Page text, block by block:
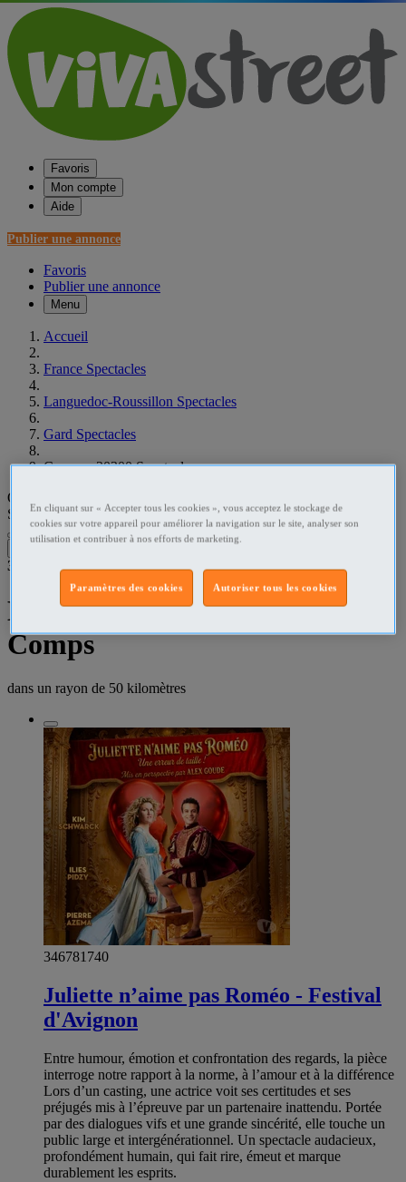
Favoris
Mon compte
Aide
Publier une annonce
Favoris
Publier une annonce
Menu
Accueil
France Spectacles
Languedoc-Roussillon Spectacles
Gard Spectacles
Comps - 30300 Spectacles
Que recherchez-vous ?
Spectacles•Comps - 30300
3 résultats dans
Billets spectacles [(de )] -
Comps
dans un rayon de 50 kilomètres
346781740
Juliette n’aime pas Roméo - Festival
d'Avignon
Entre humour, émotion et confrontation des regards, la pièce
interroge notre rapport à la norme, à l’amour et à la différence
Lors d’un casting, une actrice voit ses certitudes et ses
préjugés mis à l’épreuve par un partenaire inattendu. Portée
par des dialogues vifs et une grande sincérité, elle touche un
public large et intergénérationnel. Un spectacle audacieux,
profondément humain, qui fait rire, émeut et marque
durablement les esprits.
En cliquant sur « Accepter tous les cookies », vous acceptez le stockage de
cookies sur votre appareil pour améliorer la navigation sur le site, analyser son
utilisation et contribuer à nos efforts de marketing.
Autoriser tous les cookies
Paramètres des cookies